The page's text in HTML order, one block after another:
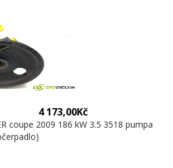
4 173,00Kč
coupe 2009 186 kW 3.5 3518 pumpa